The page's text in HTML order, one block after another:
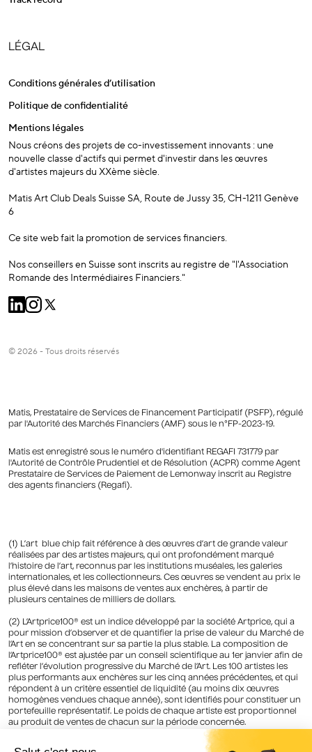
Nous créons des projets de co-investissement innovants : une
nouvelle classe d'actifs qui permet d'investir dans les œuvres
d'artistes majeurs du XXème siècle.
Matis Art Club Deals Suisse SA, Route de Jussy 35, CH-1211 Genève
6
Ce site web fait la promotion de services financiers.
Nos conseillers en Suisse sont inscrits au registre de "l'Association
Romande des Intermédiaires Financiers."
LÉGAL
Conditions générales d’utilisation
Politique de confidentialité
Mentions légales
© 2026 - Tous droits réservés
Matis, Prestataire de Services de Financement Participatif (PSFP), régulé
par l'Autorité des Marchés Financiers (AMF) sous le n°FP-2023-19.
Matis est enregistré sous le numéro d'identifiant REGAFI 731779 par
l'Autorité de Contrôle Prudentiel et de Résolution (ACPR) comme Agent
Prestataire de Services de Paiement de Lemonway inscrit au Registre
des agents financiers (Regafi).
(1) L’art blue chip fait référence à des œuvres d’art de grande valeur
réalisées par des artistes majeurs, qui ont profondément marqué
l’histoire de l’art, reconnus par les institutions muséales, les galeries
internationales, et les collectionneurs. Ces œuvres se vendent au prix le
plus élevé dans les maisons de ventes aux enchères, à partir de
plusieurs centaines de milliers de dollars.
(2) L’Artprice100® est un indice développé par la société Artprice, qui a
pour mission d’observer et de quantifier la prise de valeur du Marché de
l’Art en se concentrant sur sa partie la plus stable. La composition de
l’Artprice100® est ajustée par un conseil scientifique au 1er janvier afin de
refléter l’évolution progressive du Marché de l’Art. Les 100 artistes les
plus performants aux enchères sur les cinq années précédentes, et qui
répondent à un critère essentiel de liquidité (au moins dix œuvres
homogènes vendues chaque année), sont identifiés pour constituer un
portefeuille représentatif. Le poids de chaque artiste est proportionnel
au produit de ventes de chacun sur la période concernée.